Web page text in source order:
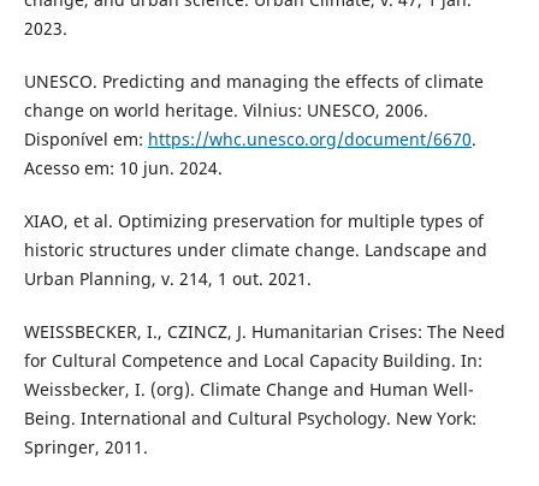
2023.
UNESCO. Predicting and managing the effects of climate
change on world heritage. Vilnius: UNESCO, 2006.
Disponível em: https://whc.unesco.org/document/6670.
Acesso em: 10 jun. 2024.
XIAO, et al. Optimizing preservation for multiple types of
historic structures under climate change. Landscape and
Urban Planning, v. 214, 1 out. 2021.
WEISSBECKER, I., CZINCZ, J. Humanitarian Crises: The Need
for Cultural Competence and Local Capacity Building. In:
Weissbecker, I. (org). Climate Change and Human Well-
Being. International and Cultural Psychology. New York:
Springer, 2011.